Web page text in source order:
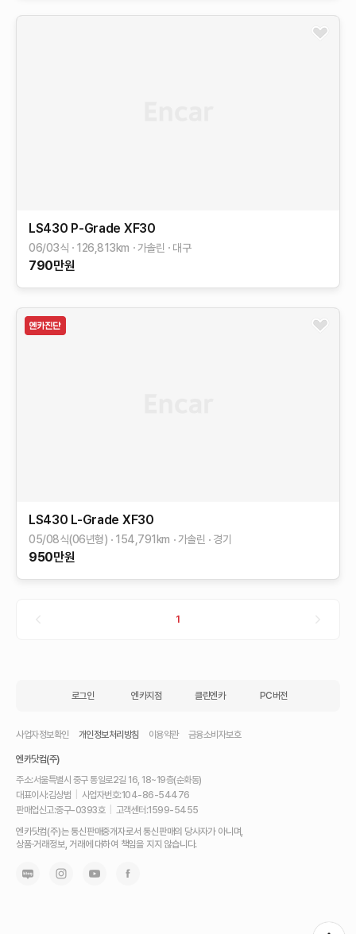
LS430 P-Grade XF30
06/03식 126,813km 가솔린 대구
790만원
LS430 L-Grade XF30
05/08식(06년형) 154,791 km 가솔린 경기
950만원
1
로그인 엔카지점 클린엔카 PC버전
사업자정보확인 개인정보처리방침 이용약관 금융소비자보호
엔카닷컴(주)
주소:서울특별시 중구 통일로2길 16, 18~19층(순화동)
대표이사:김상범 사업자번호:104-86-54476
판매업신고:중구-0393호 고객센터:1599-5455
차
를
고
엔카닷컴(주)는 통신판매중개자로서 통신판매의 당사자가 아니며,
상품·거래정보, 거래에 대하여 책임을 지지 않습니다.